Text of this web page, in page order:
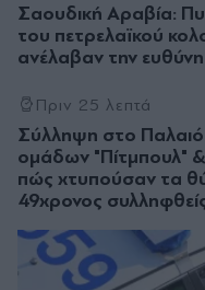
Σαουδική Αραβία:
του πετρελαϊκού
ανέλαβαν την ευθύνη
Πριν 25 λεπτά
Σύλληψη στο
ομάδων "Πίτμπουλ"
πώς χτυπούσαν τα
49χρονος